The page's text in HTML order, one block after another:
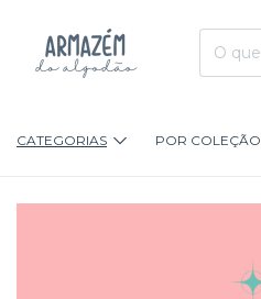
CATEGORIAS POR COLEÇÃO